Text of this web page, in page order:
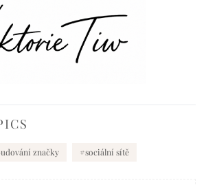
značky sociální sítě